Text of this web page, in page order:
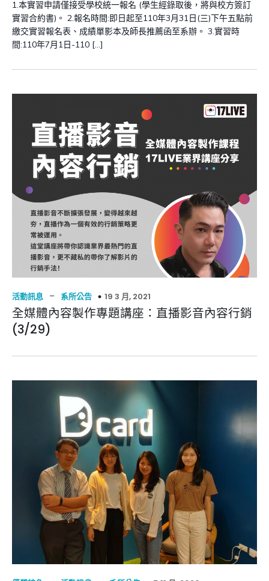
1.本實習申請僅接受學校統一報名 (學生經錄取後，將與校方簽訂
實習合約書)。 2.報名時間:即日起至110年3月31日(三)下午五點前
繳交實習報名表、成績單影本及師長推薦函至系辦。 3.實習時
間:110年7月1日-110 […]
活動訊息 – 系所公告 19 3 月, 2021
全媒體內容製作專題講座：直播影音內容行銷
(3/29)